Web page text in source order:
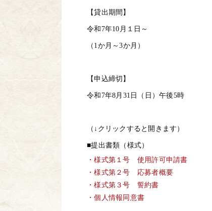
【貸出期間】
令和7年10月１日～
（1か月～3か月）
【申込締切】
令和7年8月31日（日）午後5時
（↓クリックすると開きます）
■提出書類（様式）
・様式第１号 使用許可申請書
・様式第２号 応募者概要
・様式第３号 誓約書
・個人情報同意書